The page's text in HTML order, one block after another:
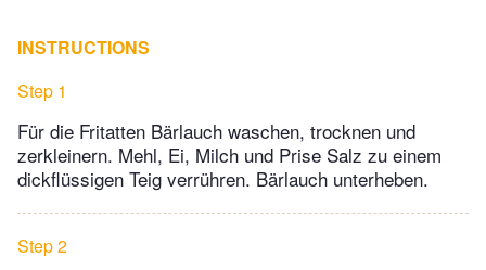
INSTRUCTIONS
Step 1
Für die Fritatten Bärlauch waschen, trocknen und
zerkleinern. Mehl, Ei, Milch und Prise Salz zu einem
dickflüssigen Teig verrühren. Bärlauch unterheben.
Step 2